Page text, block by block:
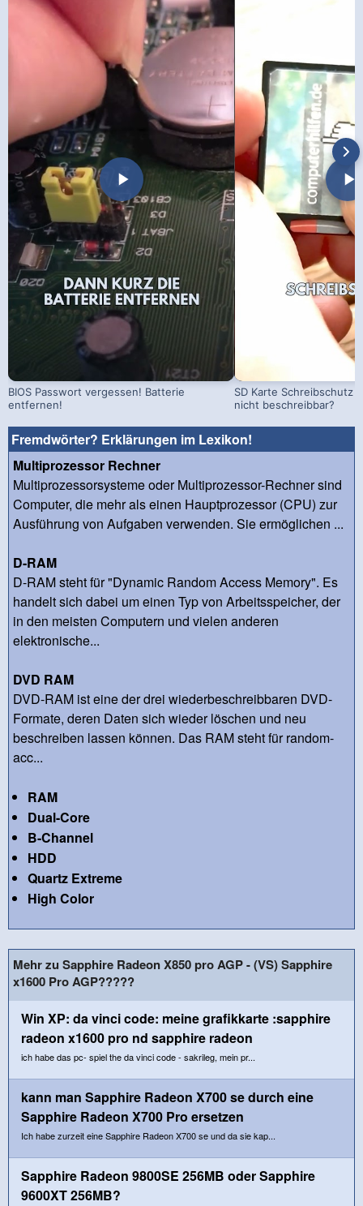
BIOS Passwort vergessen! Batterie
entfernen!
SD Karte Schreibschutz
nicht beschreibbar?
Fremdwörter? Erklärungen im Lexikon!
Multiprozessor Rechner
Multiprozessorsysteme oder Multiprozessor-Rechner sind
Computer, die mehr als einen Hauptprozessor (CPU) zur
Ausführung von Aufgaben verwenden. Sie ermöglichen ...
D-RAM
D-RAM steht für "Dynamic Random Access Memory". Es
handelt sich dabei um einen Typ von Arbeitsspeicher, der
in den meisten Computern und vielen anderen
elektronische...
DVD RAM
DVD-RAM ist eine der drei wiederbeschreibbaren DVD-
Formate, deren Daten sich wieder löschen und neu
beschreiben lassen können. Das RAM steht für random-
acc...
RAM
Dual-Core
B-Channel
HDD
Quartz Extreme
High Color
Mehr zu Sapphire Radeon X850 pro AGP - (VS) Sapphire
x1600 Pro AGP?????
Win XP: da vinci code: meine grafikkarte :sapphire
radeon x1600 pro nd sapphire radeon
ich habe das pc- spiel the da vinci code - sakrileg, mein pr...
kann man Sapphire Radeon X700 se durch eine
Sapphire Radeon X700 Pro ersetzen
Ich habe zurzeit eine Sapphire Radeon X700 se und da sie kap...
Sapphire Radeon 9800SE 256MB oder Sapphire
9600XT 256MB?